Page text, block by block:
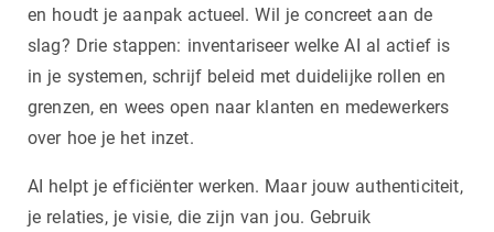
en houdt je aanpak actueel. Wil je concreet aan de
slag? Drie stappen: inventariseer welke AI al actief is
in je systemen, schrijf beleid met duidelijke rollen en
grenzen, en wees open naar klanten en medewerkers
over hoe je het inzet.
AI helpt je efficiënter werken. Maar jouw authenticiteit,
je relaties, je visie, die zijn van jou. Gebruik